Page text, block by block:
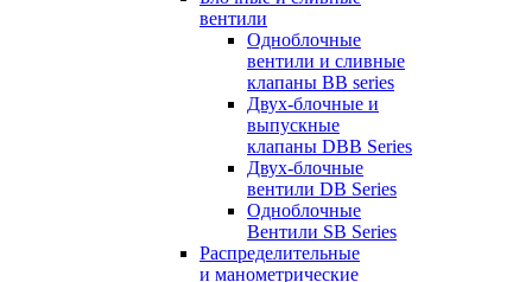
вентили
Одноблочные
вентили и сливные
клапаны BB series
Двух-блочные и
выпускные
клапаны DBB Series
Двух-блочные
вентили DB Series
Одноблочные
Вентили SB Series
Распределительные
и манометрические